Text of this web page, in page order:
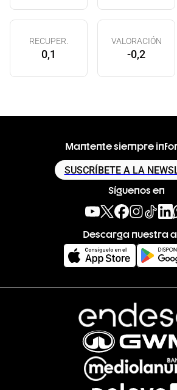
RECUPER.
0,1
VALORACIÓN
-0,2
Mantente siempre
SUSCRÍBETE A LA
Síguenos en
Descarga nuestra